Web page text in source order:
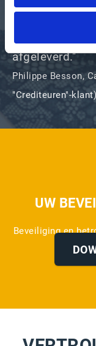
factuur
afgeleverd."​
Philippe Besson,
"Crediteuren"-klant)
UW
Beveiliging en